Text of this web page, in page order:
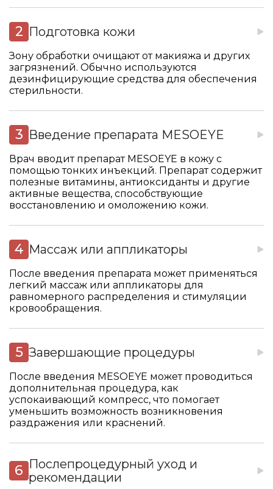
Подготовка кожи
Зону обработки очищают от макияжа и других
загрязнений. Обычно используются
дезинфицирующие средства для обеспечения
стерильности.
Введение препарата MESOEYE
Врач вводит препарат MESOEYE в кожу с
помощью тонких инъекций. Препарат содержит
полезные витамины, антиоксиданты и другие
активные вещества, способствующие
восстановлению и омоложению кожи.
Массаж или аппликаторы
После введения препарата может применяться
легкий массаж или аппликаторы для
равномерного распределения и стимуляции
кровообращения.
Завершающие процедуры
После введения MESOEYE может проводиться
дополнительная процедура, как
успокаивающий компресс, что помогает
уменьшить возможность возникновения
раздражения или краснений.
Послепроцедурный уход и
рекомендации